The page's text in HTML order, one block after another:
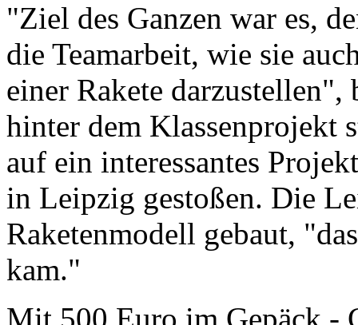
"Ziel des Ganzen war es,
die Teamarbeit, wie sie
einer Rakete
hinter dem Klassenprojekt
auf ein interessantes
in Leipzig gestoßen. Die
Raketenmodell gebaut,
kam."